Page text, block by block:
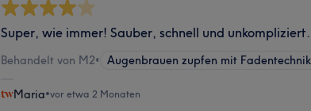
Super, wie immer! Sauber, schnell und unkompliziert.
Behandelt von M2• Augenbrauen zupfen mit Fadentechnik
Maria•vor etwa 2 Monaten